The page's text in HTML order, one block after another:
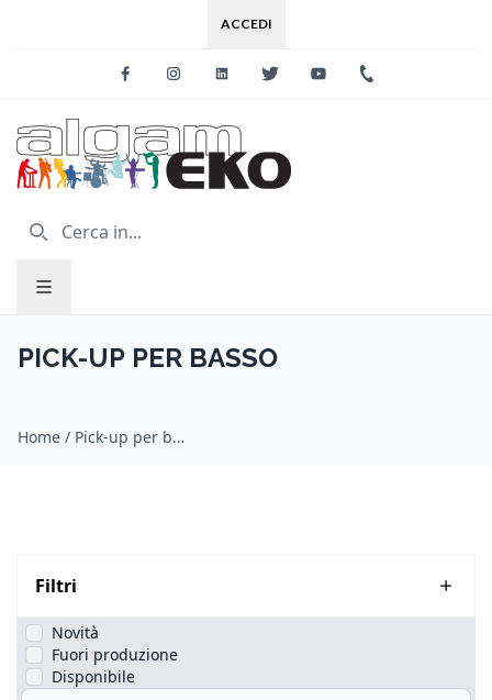
ACCEDI
FacebookInstagramLinkedinTwitter Youtube
PICK-UP PER BASSO
Home / Pick-up per basso
Filtri
Novità
Fuori produzione
Disponibile